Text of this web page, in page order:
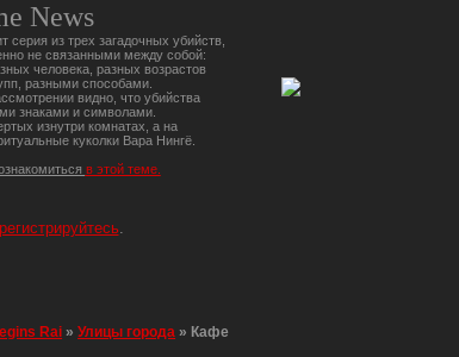
News
из трех загадочных убийств,
не связанными между собой:
человека, разных возрастов
разными способами.
видно, что убийства
знаками и символами.
изнутри комнатах, а на
куколки Вара Нингё.
в этой теме.
.
Rai »Улицы города » Кафе